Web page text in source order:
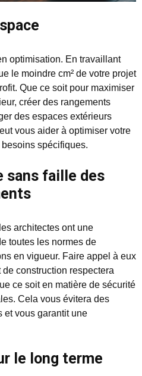
optimisation. En travaillant
le moindre cm² de votre projet
Que ce soit pour maximiser
créer des rangements
des espaces extérieurs
vous aider à optimiser votre
spécifiques.
sans faille des
architectes ont une
toutes les normes de
en vigueur. Faire appel à eux
construction respectera
ce soit en matière de sécurité
Cela vous évitera des
et vous garantit une
le long terme